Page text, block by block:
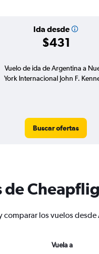
Ida desde
$431
Vuelo de ida de Argentina a
York Internacional John F.
Buscar ofertas
de
los vuelos
Vuela a